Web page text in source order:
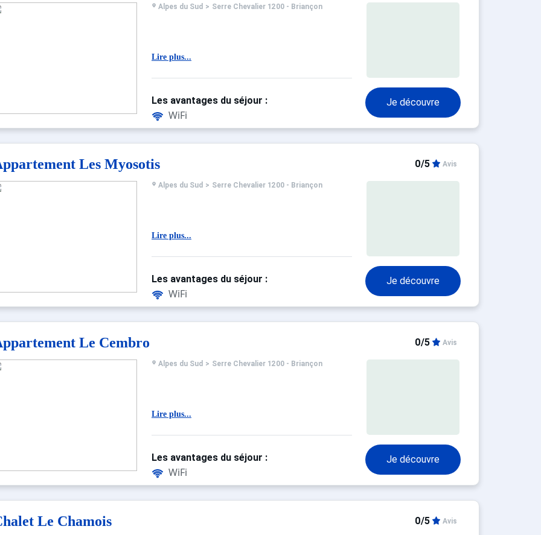
Alpes du Sud > Serre Chevalier 1200 - Briançon
Lire plus...
Je découvre
Les avantages du séjour :
WiFi
Les Myosotis 0/5 Avis
Alpes du Sud > Serre Chevalier 1200 - Briançon
Lire plus...
Je découvre
Les avantages du séjour :
WiFi
Le Cembro 0/5 Avis
Alpes du Sud > Serre Chevalier 1200 - Briançon
Lire plus...
Je découvre
Les avantages du séjour :
WiFi
Le Chamois 0/5 Avis